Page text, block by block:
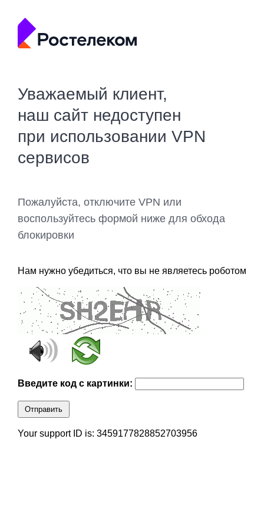
Уважаемый клиент,
наш сайт недоступен
при использовании VPN
сервисов
Пожалуйста, отключите VPN или
воспользуйтесь формой ниже для обхода
блокировки
Нам нужно убедиться, что вы не являетесь роботом
Введите код с картинки:
Отправить
Your support ID is: 3459177828852703956